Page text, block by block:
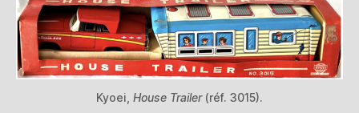
Kyoei, House Trailer(réf. 3015).